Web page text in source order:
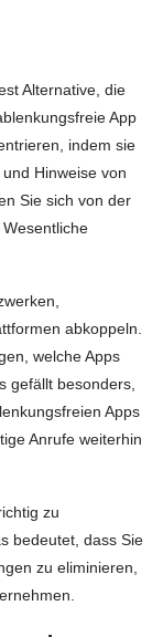
Alternative, die
App
indem sie
Hinweise von
Sie sich von der
abkoppeln.
welche Apps
gefällt besonders,
Apps
Anrufe weiterhin
zu
bedeutet, dass Sie
zu eliminieren,